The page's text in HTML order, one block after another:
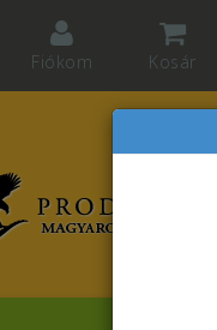
Fiókom Kosár